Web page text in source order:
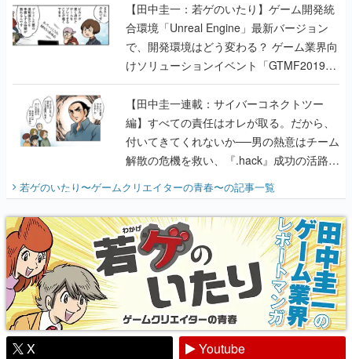
【田中圭一：若ゲのいたり】ゲーム開発統
合環境「Unreal Engine」最新バージョン
で、開発環境はどう変わる？ ゲーム業界向
けソリューションイベント「GTMF2019」
に行って、より理解を深めよう【PR】
【田中圭一連載：サイバーコネクトツー
編】すべての責任はオレが取る。だから、
付いてきてくれないか──男の熱意はチーム
解散の危機を救い、『.hack』成功の活路を
開く。業界の快男児・松山 洋に流れる血は
『少年ジャンプ』色だった【若ゲのいた
り】
若ゲのいたり〜ゲームクリエイターの青春〜の記事一覧
X
Youtube